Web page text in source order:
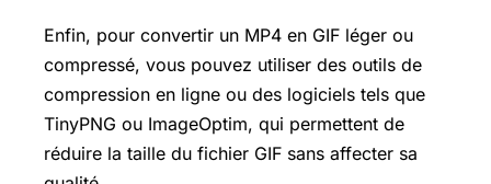
Enfin, pour convertir un MP4 en GIF léger ou
compressé, vous pouvez utiliser des outils de
compression en ligne ou des logiciels tels que
TinyPNG ou ImageOptim, qui permettent de
réduire la taille du fichier GIF sans affecter sa